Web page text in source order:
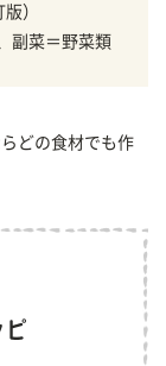
）
副菜＝野菜類
どの食材でも作